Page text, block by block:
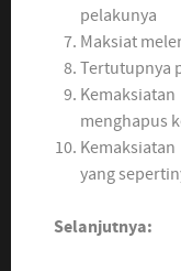
pelakunya
Maksiat
Tertutupnya
menghapus
yang
Selanjutnya: